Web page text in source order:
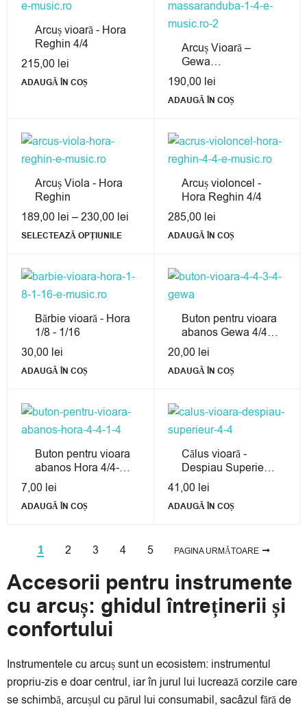
Arcuș vioară - Hora
Reghin 4/4
215,00 lei
ADAUGĂ ÎN COȘ
Arcuș Vioară –
Gewa
Massaranduba 1/4
190,00 lei
ADAUGĂ ÎN COȘ
Arcuș Viola - Hora
Reghin
189,00 lei –230,00 lei
SELECTEAZĂ OPȚIUNILE
Arcuș violoncel -
Hora Reghin 4/4
285,00 lei
ADAUGĂ ÎN COȘ
Bărbie vioară - Hora
1/8 - 1/16
30,00 lei
ADAUGĂ ÎN COȘ
Buton pentru vioara
abanos Gewa 4/4-
3/4
20,00 lei
ADAUGĂ ÎN COȘ
Buton pentru vioara
abanos Hora 4/4-
1/4
7,00 lei
ADAUGĂ ÎN COȘ
Călus vioară -
Despiau Superieur
4/4
41,00 lei
ADAUGĂ ÎN COȘ
1 2 3 4 5 PAGINA URMĂTOARE
Accesorii pentru instrumente
cu arcuș: ghidul întreținerii și
confortului
Instrumentele cu arcuș sunt un ecosistem: instrumentul
propriu-zis e doar centrul, iar în jurul lui lucrează corzile care
se schimbă, arcușul cu părul lui consumabil, sacâzul fără de